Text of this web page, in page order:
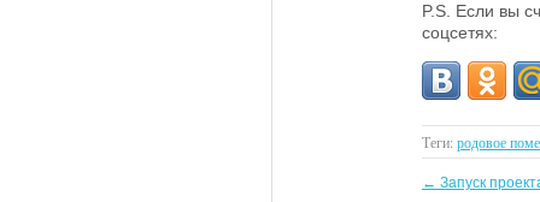
P.S. Если вы
соцсетях:
Теги: родовое
← Запуск